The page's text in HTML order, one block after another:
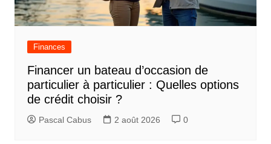
Finances
Financer un bateau d’occasion de
particulier à particulier : Quelles options
de crédit choisir ?
Pascal Cabus 2 août 2026 0